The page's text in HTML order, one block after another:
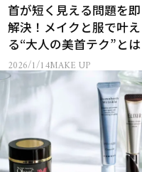
首が短く見える問題を即
解決！メイクと服で叶え
る“大人の美首テク”とは
2026/1/14MAKE UP